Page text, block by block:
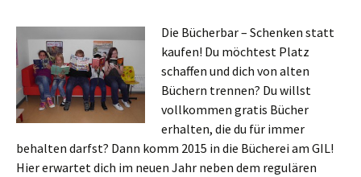
Die Bücherbar – Schenken statt
kaufen! Du möchtest Platz
schaffen und dich von alten
Büchern trennen? Du willst
vollkommen gratis Bücher
erhalten, die du für immer
behalten darfst? Dann komm 2015 in die Bücherei am GIL!
Hier erwartet dich im neuen Jahr neben dem regulären